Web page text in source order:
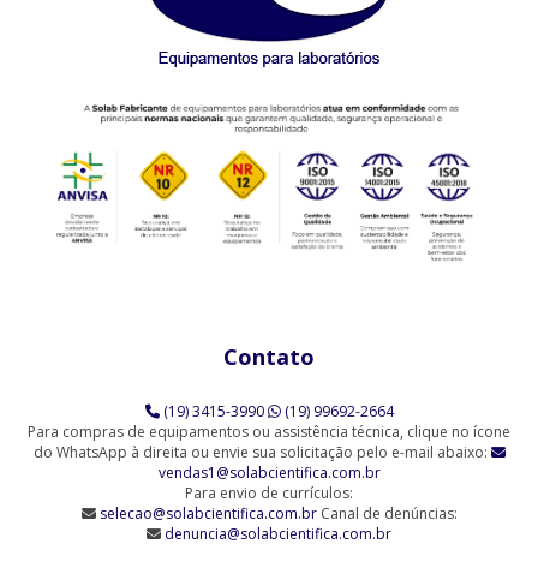
AGITADORES MAGNÉTICOS
(SL-92/H)
Agitador Magnético Analógico com Aquecimento (SL-91/A)
Agitador Magnético Analógico com Aquecimento 10 Provas (SL-
91/10)
Agitador Magnético Analógico com Aquecimento 6 Provas (SL-
Agitador Magnético Analógico sem Aquecimento (SL-90)
Agitador Magnético Analógico sem Aquecimento - 6 Provas (SL-
Contato
(19) 3415-3990
(19) 99692-2664
Para compras de equipamentos ou assistência técnica, clique no ícone
do WhatsApp à direita ou envie sua solicitação pelo e-mail abaixo:
vendas1@solabcientifica.com.br
Para envio de currículos:
selecao@solabcientifica.com.br Canal de denúncias:
denuncia@solabcientifica.com.br